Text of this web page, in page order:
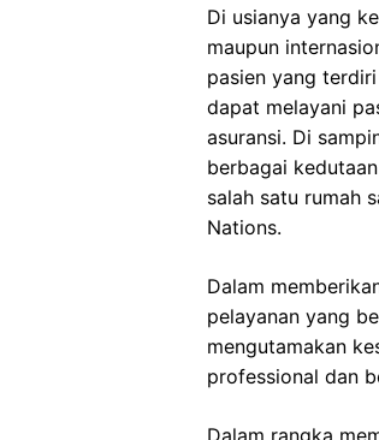
Di usianya yang
maupun
pasien yang
dapat melayani
asuransi. Di
berbagai
salah satu rumah
Nations.
Dalam
pelayanan yang
mengutamakan
professional dan
Dalam rangka